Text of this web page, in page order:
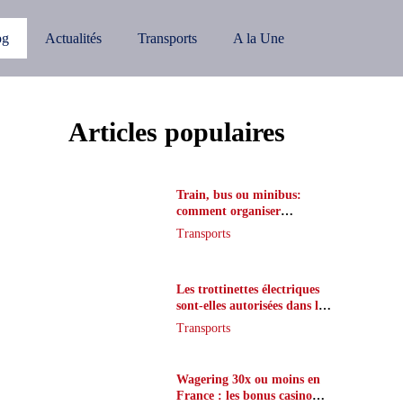
Actualités Transports A la Une
Articles populaires
Train, bus ou minibus:
comment organiser
l’itinéraire en France
Transports
Les trottinettes électriques
sont-elles autorisées dans le
métro ?
Transports
Wagering 30x ou moins en
France : les bonus casino